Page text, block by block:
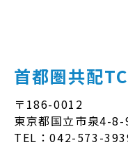
首都圏共配TC
〒186-0012
東京都国立市泉4-8-
TEL：042-573-